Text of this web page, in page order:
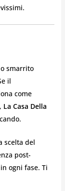
smarrito
il
come
La Casa Della
scelta del
post-
ogni fase. Ti